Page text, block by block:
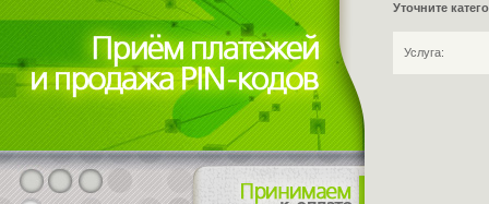
Уточните
Услуга: